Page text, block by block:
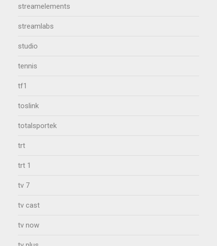
streamelements
streamlabs
studio
tennis
tf1
toslink
totalsportek
trt
trt 1
tv 7
tv cast
tv now